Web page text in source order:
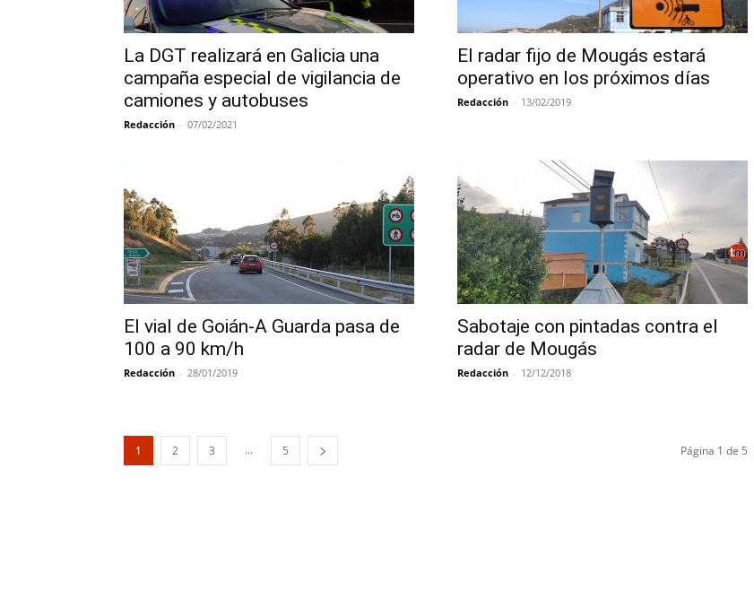
La DGT realizará en Galicia una
campaña especial de vigilancia de
camiones y autobuses
Redacción - 07/02/2021
El radar fijo de Mougás estará
operativo en los próximos días
Redacción - 13/02/2019
El vial de Goián-A Guarda pasa de
100 a 90 km/h
Redacción - 28/01/2019
Sabotaje con pintadas contra el
radar de Mougás
Redacción - 12/12/2018
1 2 3 ... 5 Página 1 de 5